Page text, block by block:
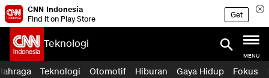
CNN Indonesia
Find it on Play Store
Get
Teknologi
MENU
Teknologi Otomotif Hiburan Gaya Hidup Fokus